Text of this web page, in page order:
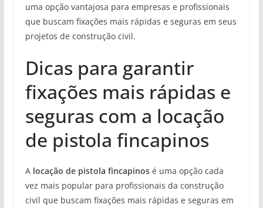
uma opção vantajosa para empresas e profissionais
que buscam fixações mais rápidas e seguras em seus
projetos de construção civil.
Dicas para garantir
fixações mais rápidas e
seguras com a locação
de pistola fincapinos
A locação de pistola fincapinosé uma opção cada
vez mais popular para profissionais da construção
civil que buscam fixações mais rápidas e seguras em